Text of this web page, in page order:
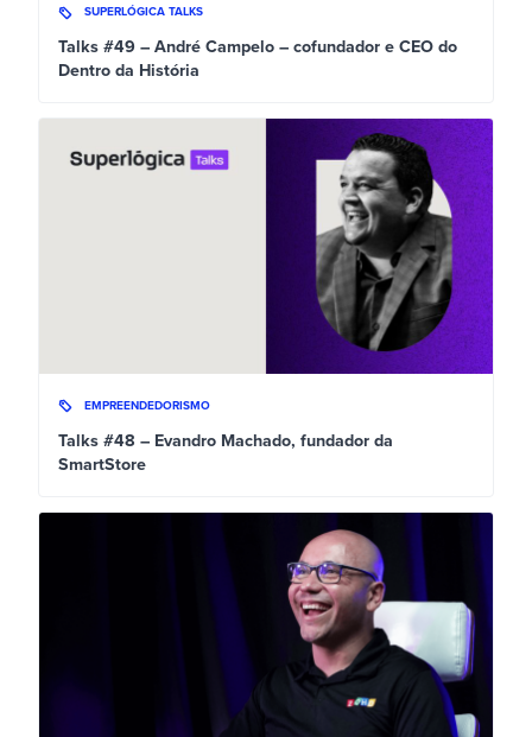
SUPERLÓGICA TALKS
Talks #49 – André Campelo – cofundador e CEO do
Dentro da História
EMPREENDEDORISMO
Talks #48 – Evandro Machado, fundador da
SmartStore